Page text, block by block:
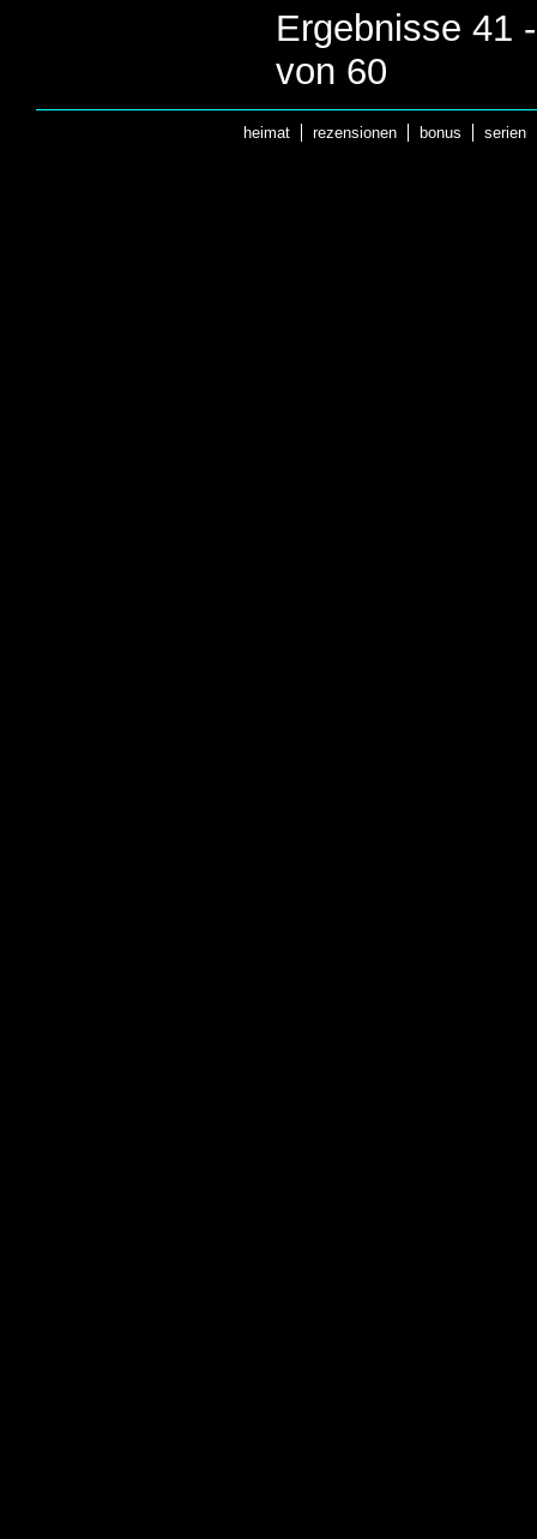
Ergebnisse 41
von 60
heimat rezensionen bonus serien